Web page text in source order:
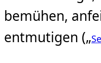
bemühen,
entmutigen („